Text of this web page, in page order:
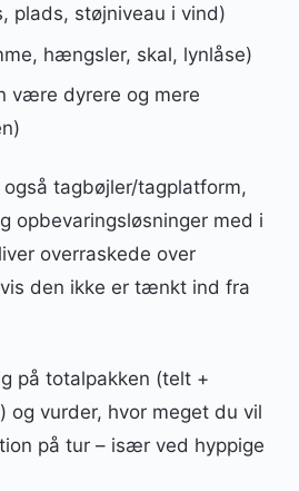
plads, støjniveau i vind)
hængsler, skal, lynlåse)
være dyrere og mere
tagbøjler/tagplatform,
opbevaringsløsninger med i
overraskede over
den ikke er tænkt ind fra
på totalpakken (telt +
og vurder, hvor meget du vil
på tur – især ved hyppige